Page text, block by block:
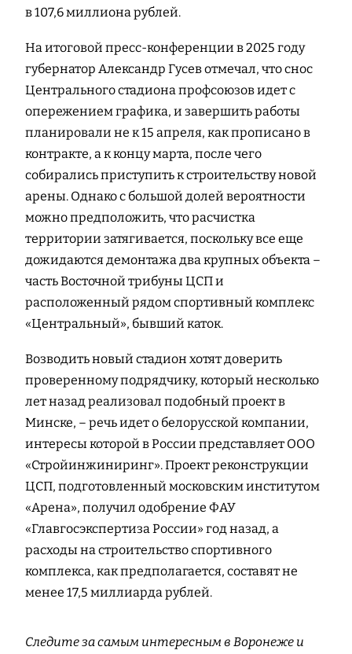
в 107,6 миллиона рублей.
На итоговой пресс-конференции в 2025 году
губернатор Александр Гусев отмечал, что снос
Центрального стадиона профсоюзов идет с
опережением графика, и завершить работы
планировали не к 15 апреля, как прописано в
контракте, а к концу марта, после чего
собирались приступить к строительству новой
арены. Однако с большой долей вероятности
можно предположить, что расчистка
территории затягивается, поскольку все еще
дожидаются демонтажа два крупных объекта –
часть Восточной трибуны ЦСП и
расположенный рядом спортивный комплекс
«Центральный», бывший каток.
Возводить новый стадион хотят доверить
проверенному подрядчику, который несколько
лет назад реализовал подобный проект в
Минске, – речь идет о белорусской компании,
интересы которой в России представляет ООО
«Стройинжиниринг». Проект реконструкции
ЦСП, подготовленный московским институтом
«Арена», получил одобрение ФАУ
«Главгосэкспертиза России» год назад, а
расходы на строительство спортивного
комплекса, как предполагается, составят не
менее 17,5 миллиарда рублей.
Следите за самым интересным в Воронеже и